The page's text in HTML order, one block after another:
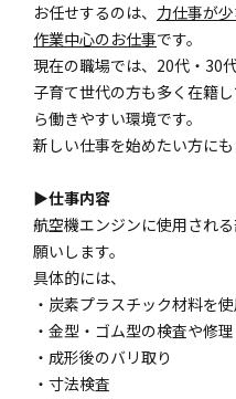
お任せするのは、 力仕事が
作業中心のお仕事です。
現在の職場では、20代・30
子育て世代の方も多く在籍
ら働きやすい環境です。
新しい仕事を始めたい方にも
▶仕事内容
航空機エンジンに使用され
願いします。
具体的には、
・炭素プラスチック材料を
・金型・ゴム型の検査や修理
・成形後のバリ取り
・寸法検査